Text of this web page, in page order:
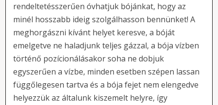
rendeltetésszerűen óvhatjuk bójánkat, hogy az
minél hosszabb ideig szolgálhasson bennünket! A
meghorgászni kívánt helyet keresve, a bóját
emelgetve ne haladjunk teljes gázzal, a bója vízben
történő pozícionálásakor soha ne dobjuk
egyszerűen a vízbe, minden esetben szépen lassan
függőlegesen tartva és a bója fejet nem elengedve
helyezzük az általunk kiszemelt helyre, így